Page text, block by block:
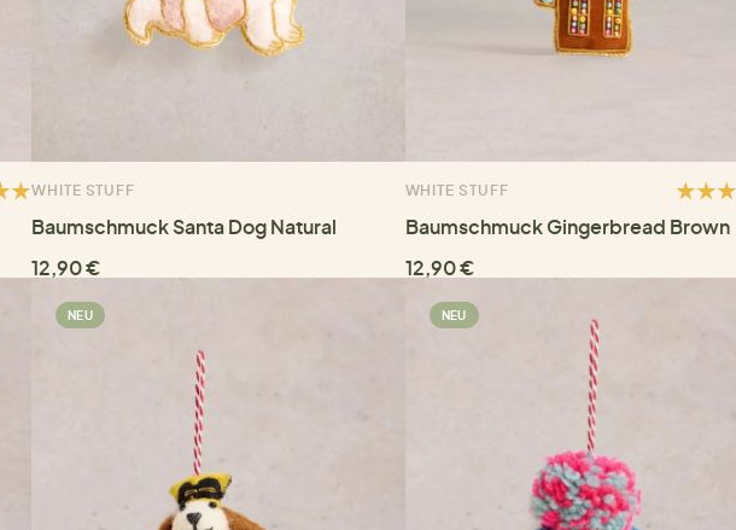
WHITE STUFF
Baumschmuck Santa Dog Natural
12,90 €
WHITE STUFF
Baumschmuck Gingerbread Brown
12,90 €
NEU NEU